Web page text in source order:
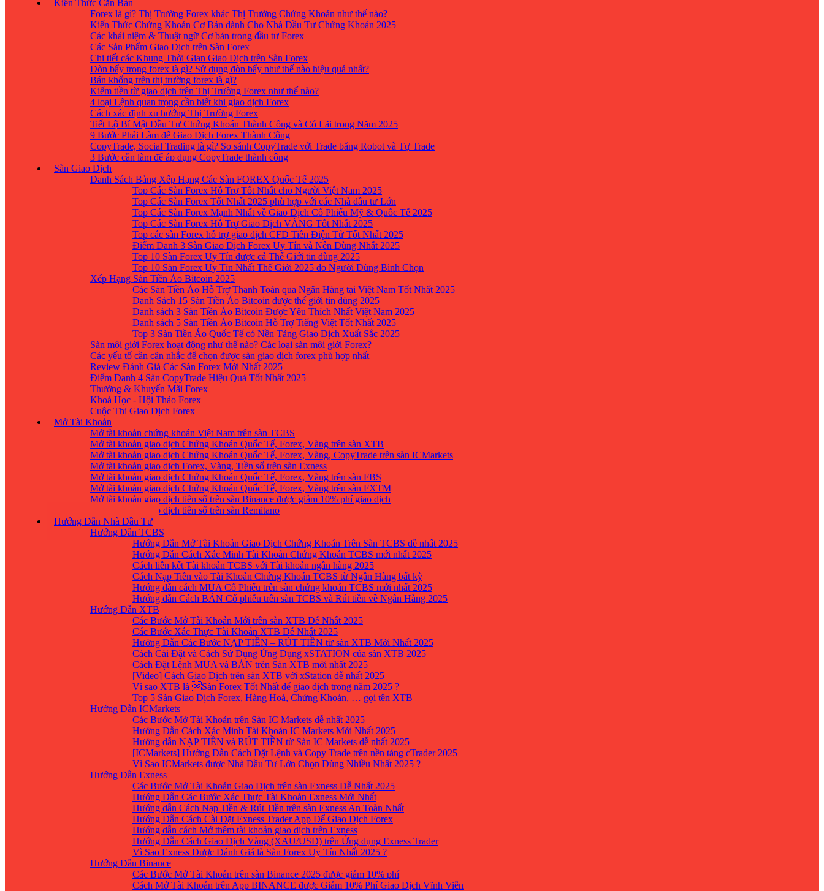
Kiến Thức Căn Bản
Forex là gì? Thị Trường Forex khác Thị Trường Chứng Khoán như thế nào?
Kiến Thức Chứng Khoán Cơ Bản dành Cho Nhà Đầu Tư Chứng Khoán 2025
Các khái niệm & Thuật ngữ Cơ bản trong đầu tư Forex
Các Sản Phẩm Giao Dịch trên Sàn Forex
Chi tiết các Khung Thời Gian Giao Dịch trên Sàn Forex
Đòn bẩy trong forex là gì? Sử dụng đòn bẩy như thế nào hiệu quả nhất?
Bán khống trên thị trường forex là gì?
Kiếm tiền từ giao dịch trên Thị Trường Forex như thế nào?
4 loại Lệnh quan trọng cần biết khi giao dịch Forex
Cách xác định xu hướng Thị Trường Forex
Tiết Lộ Bí Mật Đầu Tư Chứng Khoán Thành Công và Có Lãi trong Năm 2025
9 Bước Phải Làm để Giao Dịch Forex Thành Công
CopyTrade, Social Trading là gì? So sánh CopyTrade với Trade bằng Robot và Tự Trade
3 Bước cần làm để áp dụng CopyTrade thành công
Sàn Giao Dịch
Danh Sách Bảng Xếp Hạng Các Sàn FOREX Quốc Tế 2025
Top Các Sàn Forex Hỗ Trợ Tốt Nhất cho Người Việt Nam 2025
Top Các Sàn Forex Tốt Nhất 2025 phù hợp với các Nhà đầu tư Lớn
Top Các Sàn Forex Mạnh Nhất về Giao Dịch Cổ Phiếu Mỹ & Quốc Tế 2025
Top Các Sàn Forex Hỗ Trợ Giao Dịch VÀNG Tốt Nhất 2025
Top các sàn Forex hỗ trợ giao dịch CFD Tiền Điện Tử Tốt Nhất 2025
Điểm Danh 3 Sàn Giao Dịch Forex Uy Tín và Nên Dùng Nhất 2025
Top 10 Sàn Forex Uy Tín được cả Thế Giới tin dùng 2025
Top 10 Sàn Forex Uy Tín Nhất Thế Giới 2025 do Người Dùng Bình Chọn
Xếp Hạng Sàn Tiền Ảo Bitcoin 2025
Các Sàn Tiền Ảo Hỗ Trợ Thanh Toán qua Ngân Hàng tại Việt Nam Tốt Nhất 2025
Danh Sách 15 Sàn Tiền Ảo Bitcoin được thế giới tin dùng 2025
Danh sách 3 Sàn Tiền Ảo Bitcoin Được Yêu Thích Nhất Việt Nam 2025
Danh sách 5 Sàn Tiền Ảo Bitcoin Hỗ Trợ Tiếng Việt Tốt Nhất 2025
Top 3 Sàn Tiền Ảo Quốc Tế có Nền Tảng Giao Dịch Xuất Sắc 2025
Sàn môi giới Forex hoạt động như thế nào? Các loại sàn môi giới Forex?
Các yếu tố cần cân nhắc để chọn được sàn giao dịch forex phù hợp nhất
Review Đánh Giá Các Sàn Forex Mới Nhất 2025
Điểm Danh 4 Sàn CopyTrade Hiệu Quả Tốt Nhất 2025
Thưởng & Khuyến Mãi Forex
Khoá Học - Hội Thảo Forex
Cuộc Thi Giao Dịch Forex
Mở Tài Khoản
Mở tài khoản chứng khoán Việt Nam trên sàn TCBS
Mở tài khoản giao dịch Chứng Khoán Quốc Tế, Forex, Vàng trên sàn XTB
Mở tài khoản giao dịch Chứng Khoán Quốc Tế, Forex, Vàng, CopyTrade trên sàn ICMarkets
Mở tài khoản giao dịch Forex, Vàng, Tiền số trên sàn Exness
Mở tài khoản giao dịch Chứng Khoán Quốc Tế, Forex, Vàng trên sàn FBS
Mở tài khoản giao dịch Chứng Khoán Quốc Tế, Forex, Vàng trên sàn FXTM
Mở tài khoản giao dịch tiền số trên sàn Binance được giảm 10% phí giao dịch
Mở tài khoản giao dịch tiền số trên sàn Remitano
Hướng Dẫn Nhà Đầu Tư
Hướng Dẫn TCBS
Hướng Dẫn Mở Tài Khoản Giao Dịch Chứng Khoán Trên Sàn TCBS dễ nhất 2025
Hướng Dẫn Cách Xác Minh Tài Khoản Chứng Khoán TCBS mới nhất 2025
Cách liên kết Tài khoản TCBS với Tài khoản ngân hàng 2025
Cách Nạp Tiền vào Tài Khoản Chứng Khoán TCBS từ Ngân Hàng bất kỳ
Hướng dẫn cách MUA Cổ Phiếu trên sàn chứng khoán TCBS mới nhất 2025
Hướng dẫn Cách BÁN Cổ phiếu trên sàn TCBS và Rút tiền về Ngân Hàng 2025
Hướng Dẫn XTB
Các Bước Mở Tài Khoản Mới trên sàn XTB Dễ Nhất 2025
Các Bước Xác Thực Tài Khoản XTB Dễ Nhất 2025
Hướng Dẫn Các Bước NẠP TIỀN – RÚT TIỀN từ sàn XTB Mới Nhất 2025
Cách Cài Đặt và Cách Sử Dụng Ứng Dụng xSTATION của sàn XTB 2025
Cách Đặt Lệnh MUA và BÁN trên Sàn XTB mới nhất 2025
[Video] Cách Giao Dịch trên sàn XTB với xStation dễ nhất 2025
Vì sao XTB là Sàn Forex Tốt Nhất để giao dịch trong năm 2025 ?
Top 5 Sàn Giao Dịch Forex, Hàng Hoá, Chứng Khoán, … gọi tên XTB
Hướng Dẫn ICMarkets
Các Bước Mở Tài Khoản trên Sàn IC Markets dễ nhất 2025
Hướng Dẫn Cách Xác Minh Tài Khoản IC Markets Mới Nhất 2025
Hướng dẫn NẠP TIỀN và RÚT TIỀN từ Sàn IC Markets dễ nhất 2025
[ICMarkets] Hướng Dẫn Cách Đặt Lệnh và Copy Trade trên nền tảng cTrader 2025
Vì Sao ICMarkets được Nhà Đầu Tư Lớn Chọn Dùng Nhiều Nhất 2025 ?
Hướng Dẫn Exness
Các Bước Mở Tài Khoản Giao Dịch trên sàn Exness Dễ Nhất 2025
Hướng Dẫn Các Bước Xác Thực Tài Khoản Exness Mới Nhất
Hướng dẫn Cách Nạp Tiền & Rút Tiền trên sàn Exness An Toàn Nhất
Hướng Dẫn Cách Cài Đặt Exness Trader App Để Giao Dịch Forex
Hướng dẫn cách Mở thêm tài khoản giao dịch trên Exness
Hướng Dẫn Cách Giao Dịch Vàng (XAU/USD) trên Ứng dụng Exness Trader
Vì Sao Exness Được Đánh Giá là Sàn Forex Uy Tín Nhất 2025 ?
Hướng Dẫn Binance
Các Bước Mở Tài Khoản trên sàn Binance 2025 được giảm 10% phí
Cách Mở Tài Khoản trên App BINANCE được Giảm 10% Phí Giao Dịch Vĩnh Viễn